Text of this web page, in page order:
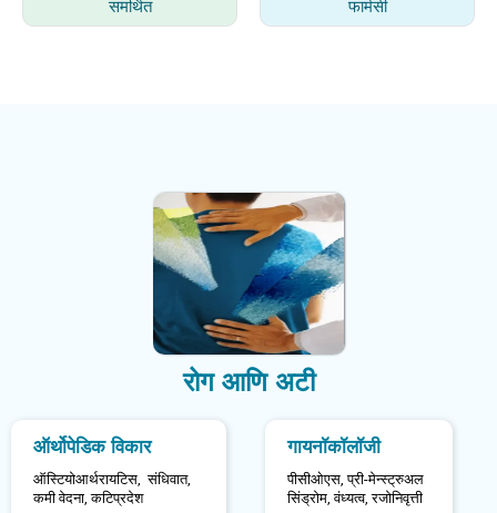
समर्थित
फार्मसी
रोग आणि अटी
ऑर्थोपेडिक विकार
ऑस्टियोआर्थरायटिस, संधिवात,
कमी वेदना ,कटिप्रदेश
गायनॉकॉलॉजी
पीसीओएस ,प्री-मेन्स्ट्रुअल
सिंड्रोम ,वंध्यत्व,रजोनिवृत्ती